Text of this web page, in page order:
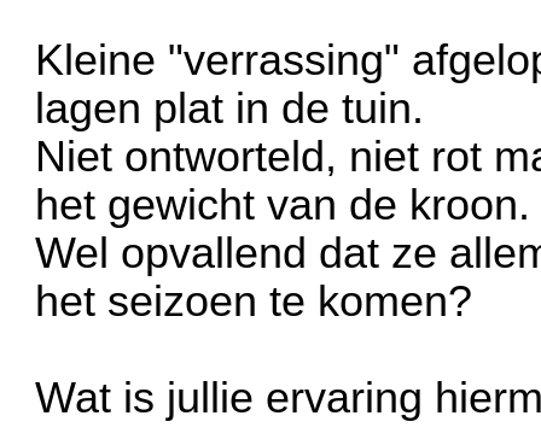
Kleine "verrassing"
lagen plat in de tuin.
Niet ontworteld, niet rot
het gewicht van de kroon.
Wel opvallend dat ze
het seizoen te komen?
Wat is jullie ervaring